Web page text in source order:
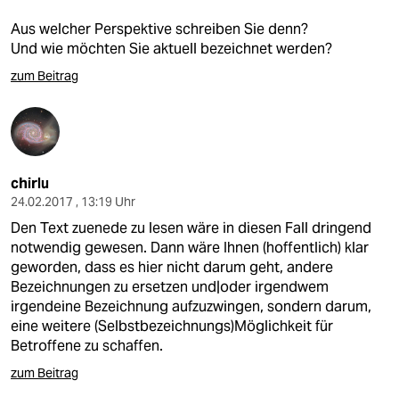
Aus welcher Perspektive schreiben Sie denn?
Und wie möchten Sie aktuell bezeichnet werden?
zum Beitrag
chirlu
24.02.2017 , 13:19 Uhr
Den Text zuenede zu lesen wäre in diesen Fall dringend
notwendig gewesen. Dann wäre Ihnen (hoffentlich) klar
geworden, dass es hier nicht darum geht, andere
Bezeichnungen zu ersetzen und|oder irgendwem
irgendeine Bezeichnung aufzuzwingen, sondern darum,
eine weitere (Selbstbezeichnungs)Möglichkeit für
Betroffene zu schaffen.
zum Beitrag